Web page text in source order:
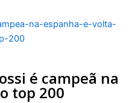
é campeã na
top 200